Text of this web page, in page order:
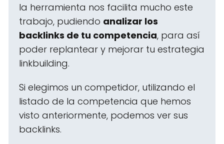
la herramienta nos facilita mucho este
trabajo, pudiendo analizar los
backlinks de tu competencia, para así
poder replantear y mejorar tu estrategia
linkbuilding.
Si elegimos un competidor, utilizando el
listado de la competencia que hemos
visto anteriormente, podemos ver sus
backlinks.